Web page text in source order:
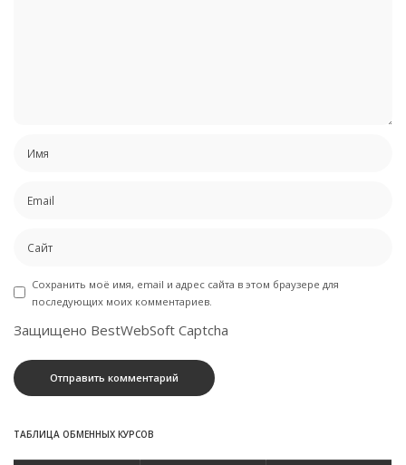
Сохранить моё имя, email и адрес сайта в этом браузере для
последующих моих комментариев.
Защищено BestWebSoft Captcha
ТАБЛИЦА ОБМЕННЫХ КУРСОВ